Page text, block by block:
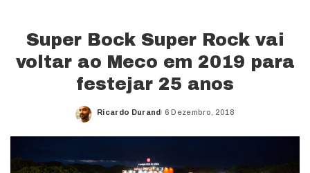
Super Bock Super Rock vai
voltar ao Meco em 2019 para
festejar 25 anos
Posted
Ricardo Durand 6 Dezembro, 2018